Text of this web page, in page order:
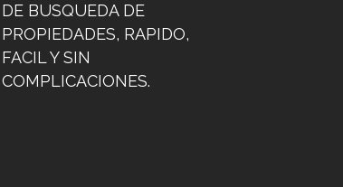
DE BUSQUEDA DE
PROPIEDADES, RAPIDO,
FACIL Y SIN
COMPLICACIONES.